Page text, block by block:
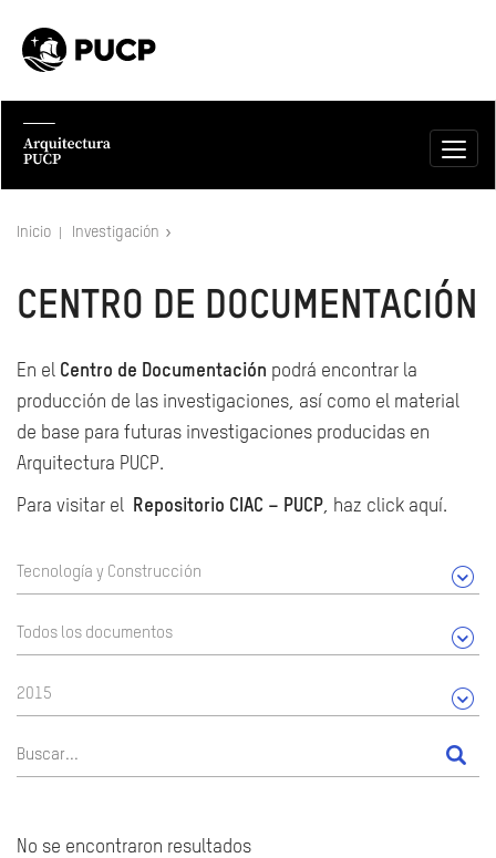
Inicio Investigación
CENTRO DE DOCUMENTACIÓN
En el Centro de Documentación podrá encontrar la
producción de las investigaciones, así como el material
de base para futuras investigaciones producidas en
Arquitectura PUCP.
Para visitar el Repositorio CIAC – PUCP, haz click aquí.
Tecnología y Construcción
Todos los documentos
2015
No se encontraron resultados